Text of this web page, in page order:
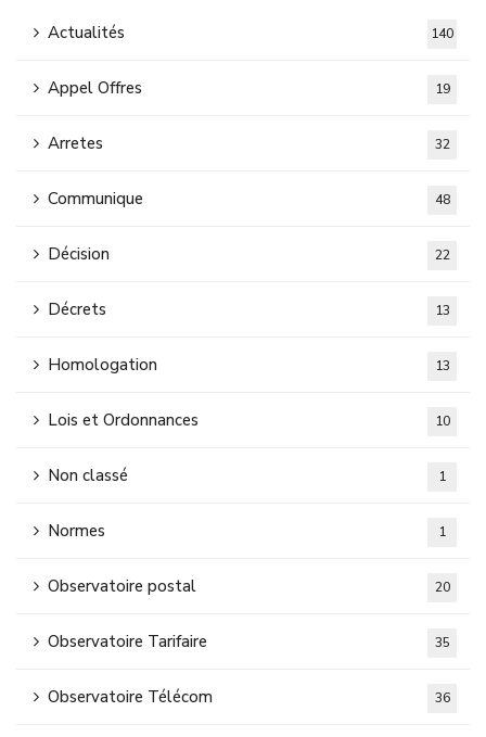
Actualités 140
Appel Offres 19
Arretes 32
Communique 48
Décision 22
Décrets 13
Homologation 13
Lois et Ordonnances 10
Non classé 1
Normes 1
Observatoire postal 20
Observatoire Tarifaire 35
Observatoire Télécom 36